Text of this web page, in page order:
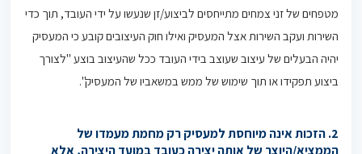
מטפחים של זני צמחים מתייחסים לביצוע/זן שנעשו על ידי העובד, תוך כדי
השירות ועקב השירות אצל המעסיק ואילו חוק העיצובים קובע כי המעסיק
יהיה הבעלים של עיצוב שעוצב בידי העובד ככל שהעיצוב בוצע "לצורך
ביצוע תפקידו או תוך שימוש של ממש במשאביו של המעסיק".
2. הזכות אינה מיוחסת למעסיק רק מחמת מעמדו של
הממציא/היוצר של אותה יצירה כעובד במועד היצירה, אלא